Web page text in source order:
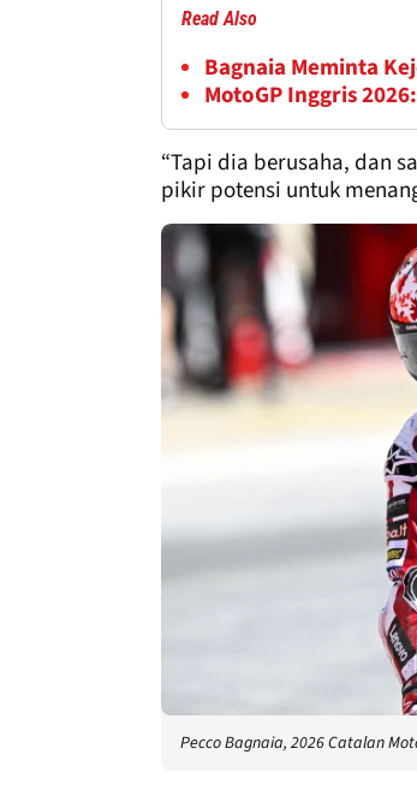
Read Also
Bagnaia Meminta
MotoGP Inggris
“Tapi dia berusaha, dan
pikir potensi untuk
Pecco Bagnaia, 2026 Catalan